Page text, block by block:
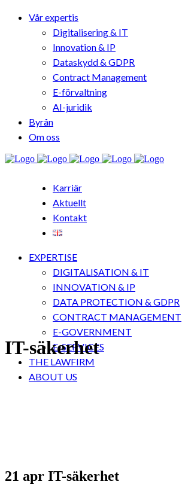
Vår expertis
Digitalisering & IT
Innovation & IP
Dataskydd & GDPR
Contract Management
E-förvaltning
AI-juridik
Byrån
Om oss
Karriär
Aktuellt
Kontakt
EXPERTISE
DIGITALISATION & IT
INNOVATION & IP
DATA PROTECTION & GDPR
CONTRACT MANAGEMENT
E-GOVERNMENT
E-SERVICES
THE LAWFIRM
ABOUT US
IT-säkerhet
21 apr IT-säkerhet